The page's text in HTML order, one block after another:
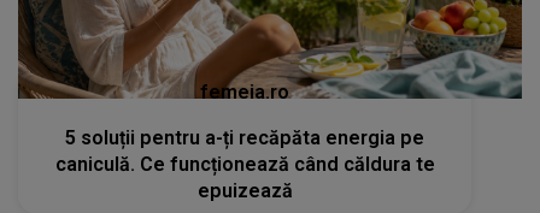
femeia.ro
5 soluții pentru a-ți recăpăta energia pe
caniculă. Ce funcționează când căldura te
epuizează